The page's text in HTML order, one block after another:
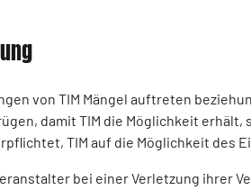
von TIM Mängel auftreten
damit TIM die Möglichkeit
TIM auf die Möglichkeit des
bei einer Verletzung ihrer